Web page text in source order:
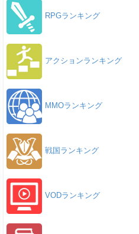
RPGランキング
アクションランキング
MMOランキング
戦国ランキング
VODランキング